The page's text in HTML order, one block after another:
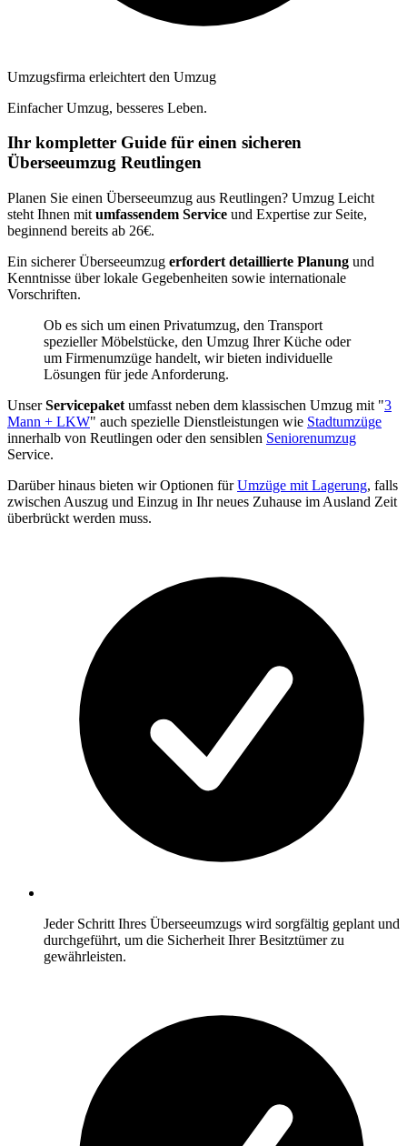
Umzugsfirma erleichtert den Umzug
Einfacher Umzug, besseres Leben.
Ihr kompletter Guide für einen sicheren
Überseeumzug Reutlingen
Planen Sie einen Überseeumzug aus Reutlingen? Umzug Leicht
steht Ihnen mit umfassendem Service und Expertise zur Seite,
beginnend bereits ab 26€.
Ein sicherer Überseeumzug erfordert detaillierte Planung und
Kenntnisse über lokale Gegebenheiten sowie internationale
Vorschriften.
Ob es sich um einen Privatumzug, den Transport
spezieller Möbelstücke, den Umzug Ihrer Küche oder
um Firmenumzüge handelt, wir bieten individuelle
Lösungen für jede Anforderung.
UnserServicepaket umfasst neben dem klassischen Umzug mit "3
Mann + LKW" auch spezielle Dienstleistungen wie Stadtumzüge
innerhalb von Reutlingen oder den sensiblen Seniorenumzug
Service.
Darüber hinaus bieten wir Optionen fürUmzüge mit Lagerung, falls
zwischen Auszug und Einzug in Ihr neues Zuhause im Ausland Zeit
überbrückt werden muss.
Jeder Schritt Ihres Überseeumzugs wird sorgfältig geplant und
durchgeführt, um die Sicherheit Ihrer Besitztümer zu
gewährleisten.